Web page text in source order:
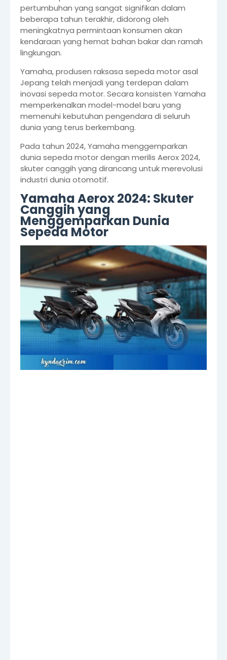
pertumbuhan yang sangat signifikan dalam
beberapa tahun terakhir, didorong oleh
meningkatnya permintaan konsumen akan
kendaraan yang hemat bahan bakar dan ramah
lingkungan.
Yamaha, produsen raksasa sepeda motor asal
Jepang telah menjadi yang terdepan dalam
inovasi sepeda motor. Secara konsisten Yamaha
memperkenalkan model-model baru yang
memenuhi kebutuhan pengendara di seluruh
dunia yang terus berkembang.
Pada tahun 2024, Yamaha menggemparkan
dunia sepeda motor dengan merilis Aerox 2024,
skuter canggih yang dirancang untuk merevolusi
industri dunia otomotif.
Yamaha Aerox 2024: Skuter
Canggih yang
Menggemparkan Dunia
Sepeda Motor